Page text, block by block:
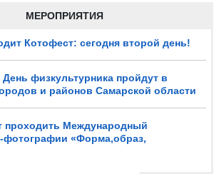
МЕРОПРИЯТИЯ
Котофест: сегодня второй день!
физкультурника пройдут в
и районов Самарской области
проходить Международный
фотографии «Форма,образ,